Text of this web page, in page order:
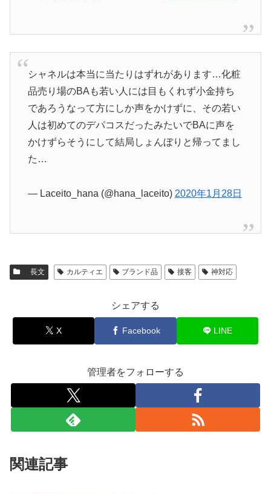
シャネルは本当に当たりはずれがあります…化粧
品売り場のBAも若い人には目もくれず小金持ち
であろうなって方にしか声をかけずに、その若い
人は初めてのデパコスだったみたいでBAに声を
かけずらそうにして結局しょんぼりと帰ってまし
た…
— Laceito_hana (@hana_laceito) 2020年1月28日
長文 カルティエ ブランド品 接客 神対応
シェアする
X Facebook LINE
管理者をフォローする
関連記事